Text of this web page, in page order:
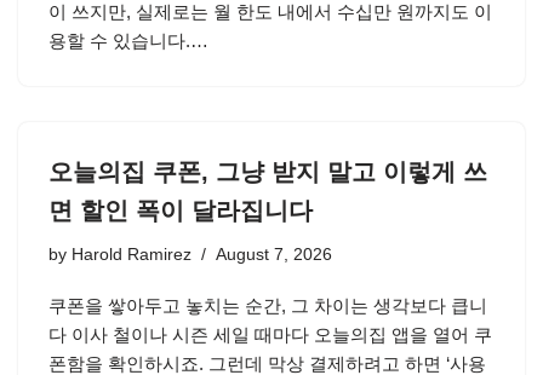
이 쓰지만, 실제로는 월 한도 내에서 수십만 원까지도 이
용할 수 있습니다.…
오늘의집 쿠폰, 그냥 받지 말고 이렇게 쓰
면 할인 폭이 달라집니다
by Harold Ramirez August 7, 2026
쿠폰을 쌓아두고 놓치는 순간, 그 차이는 생각보다 큽니
다 이사 철이나 시즌 세일 때마다 오늘의집 앱을 열어 쿠
폰함을 확인하시죠. 그런데 막상 결제하려고 하면 ‘사용